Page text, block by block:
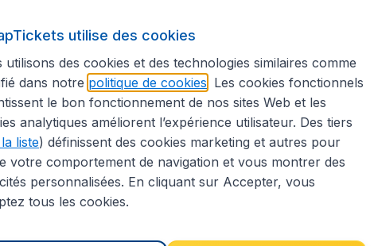
Légale
Sites internationaux
Flugladen.de
CheapTickets.ch
CheapTickets.sg
CheapTickets.nl
utilise des cookies
utilisons des cookies et des technologies similaires comme
dans notre politique de cookies . Les cookies fonctionnels
le bon fonctionnement de nos sites Web et les
analytiques améliorent l’expérience utilisateur. Des tiers
liste) définissent des cookies marketing et autres pour
votre comportement de navigation et vous montrer des
personnalisées. En cliquant sur Accepter, vous
tous les cookies.